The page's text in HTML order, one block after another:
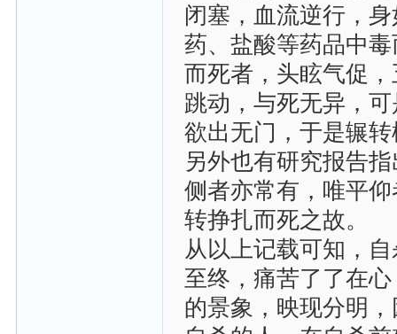
闭塞，血流逆行，
药、盐酸等药品中
而死者，头眩气促
跳动，与死无异，
欲出无门，于是辗
另外也有研究报告
侧者亦常有，唯平
转挣扎而死之故。
从以上记载可知，
至终，痛苦了了在
的景象，映现分明